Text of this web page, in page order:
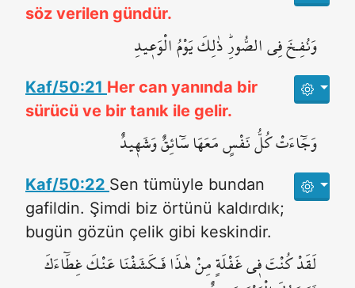
söz verilen gündür.
وَنُفِـخَ فِي الصُّورِۜ ذٰلِكَ يَوْمُ الْوَع۪يدِ
Kaf/50:21 Her can yanında bir
sürücü ve bir tanık ile gelir.
وَجَٓاءَتْ كُلُّ نَفْسٍ مَعَهَا سَٓائِقٌ وَشَه۪يدٌ
Kaf/50:22 Sen tümüyle bundan
gafildin. Şimdi biz örtünü kaldırdık;
bugün gözün çelik gibi keskindir.
لَقَدْ كُنْتَ ف۪ي غَفْلَةٍ مِنْ هٰذَا فَـكَشَفْنَا عَنْكَ غِطَٓاءَكَ